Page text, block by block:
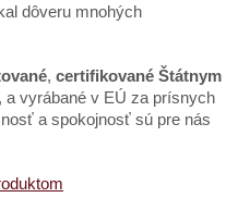
dôveru mnohých
, certifikované Štátnym
, a vyrábané v EÚ za prísnych
a spokojnosť sú pre nás